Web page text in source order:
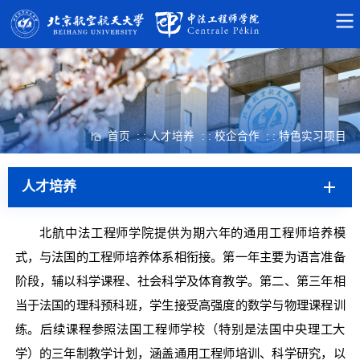
首页 : : 人才培养 : : 校企合作 : : 特色实习项目
人才培养
北航中法工程师学院提供为期六年的通用工程师培养模
式，与法国的工程师培养体系相衔接。第一年主要为语言准备
阶段，辅以科学课程、社会科学及体育教学。第二、第三年相
当于法国的理科预科班，学生接受高强度的数学与物理课程训
练。后续课程参照法国工程师学校（特别是法国中央理工大
学）的三年制教学计划，涵盖通用工程师培训、科学研究，以